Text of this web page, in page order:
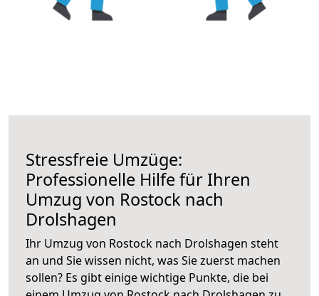
Stressfreie Umzüge:
Professionelle Hilfe für Ihren
Umzug von Rostock nach
Drolshagen
Ihr Umzug von Rostock nach Drolshagen steht
an und Sie wissen nicht, was Sie zuerst machen
sollen? Es gibt einige wichtige Punkte, die bei